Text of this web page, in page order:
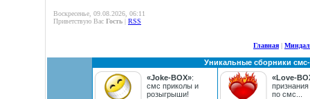
Воскресенье, 09.08.2026, 06:11
Приветствую Вас Гость | RSS
Главная |
Уникальные сборники
«Joke-BOX»:
смс приколы и
розыгрыши!
«Love-
по смс...